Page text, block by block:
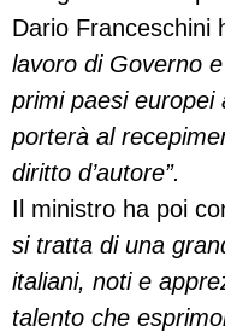
Dario Franceschini
lavoro di Governo
primi paesi europei
porterà al
diritto d’autore”.
Il ministro ha poi
si tratta di una
italiani, noti e
talento che